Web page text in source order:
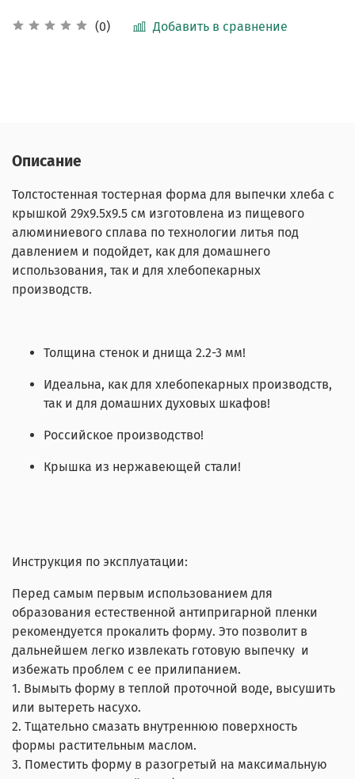
(0) Добавить в сравнение
Описание
Толстостенная тостерная форма для выпечки хлеба с
крышкой 29х9.5х9.5 см изготовлена из пищевого
алюминиевого сплава по технологии литья под
давлением и подойдет, как для домашнего
использования, так и для хлебопекарных
производств.
Толщина стенок и днища 2.2-3 мм!
Идеальна, как для хлебопекарных производств,
так и для домашних духовых шкафов!
Российское производство!
Крышка из нержавеющей стали!
Инструкция по эксплуатации:
Перед самым первым использованием для
образования естественной антипригарной пленки
рекомендуется прокалить форму. Это позволит в
дальнейшем легко извлекать готовую выпечку и
избежать проблем с ее прилипанием.
1. Вымыть форму в теплой проточной воде, высушить
или вытереть насухо.
2. Тщательно смазать внутреннюю поверхность
формы растительным маслом.
3. Поместить форму в разогретый на максимальную